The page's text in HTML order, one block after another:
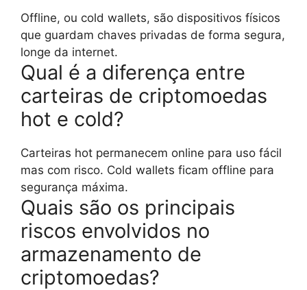
Offline, ou cold wallets, são dispositivos físicos
que guardam chaves privadas de forma segura,
longe da internet.
Qual é a diferença entre
carteiras de criptomoedas
hot e cold?
Carteiras hot permanecem online para uso fácil
mas com risco. Cold wallets ficam offline para
segurança máxima.
Quais são os principais
riscos envolvidos no
armazenamento de
criptomoedas?